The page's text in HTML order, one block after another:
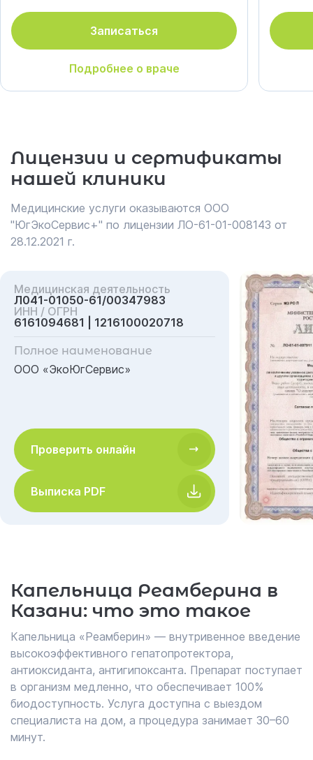
Записаться
Подробнее о враче
Лицензии и сертификаты
нашей клиники
Медицинские услуги оказываются ООО
"ЮгЭкоСервис+" по лицензии ЛО-61-01-008143 от
28.12.2021 г.
Медицинская деятельность
Л041-01050-61/00347983
ИНН / ОГРН
6161094681 | 1216100020718
Полное наименование
ООО «ЭкоЮгСервис»
Проверить онлайн
Выписка PDF
Капельница Реамберина в
Казани: что это такое
Капельница «Реамберин» — внутривенное введение
высокоэффективного гепатопротектора,
антиоксиданта, антигипоксанта. Препарат поступает
в организм медленно, что обеспечивает 100%
биодоступность. Услуга доступна с выездом
специалиста на дом, а процедура занимает 30–60
минут.